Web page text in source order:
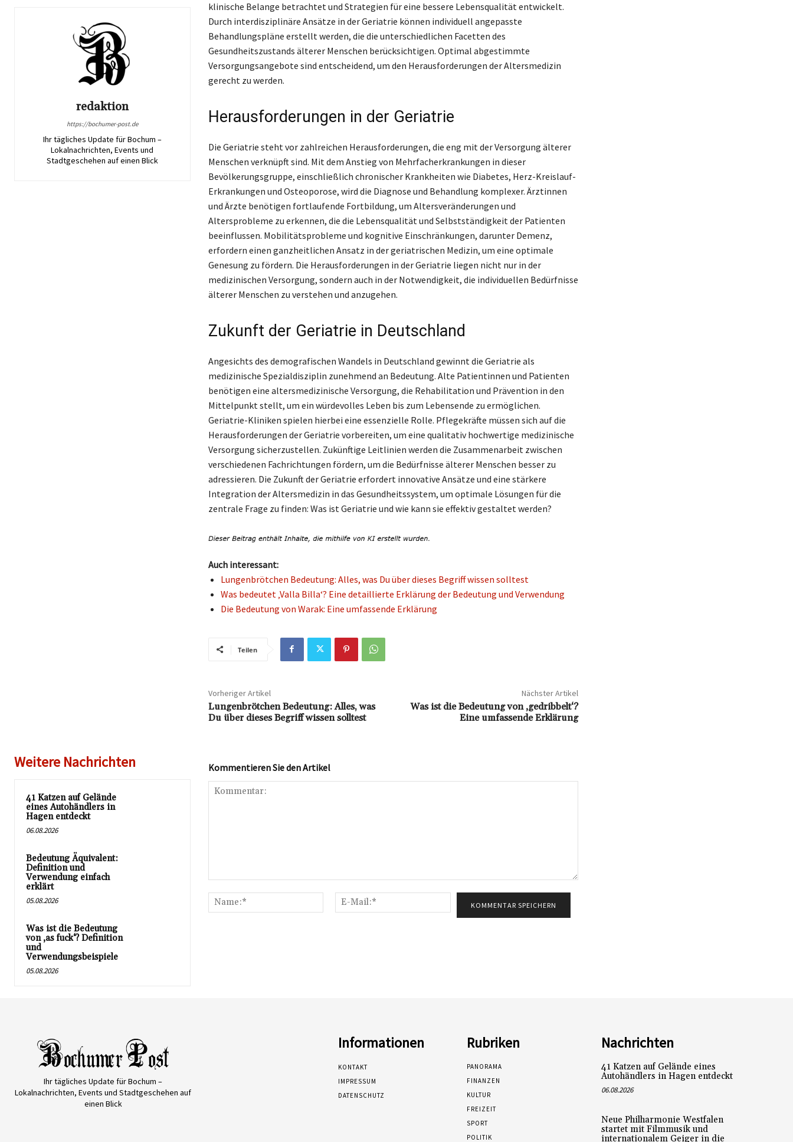
redaktion
https://bochumer-post.de
Ihr tägliches Update für Bochum –
Lokalnachrichten, Events und
Stadtgeschehen auf einen Blick
klinische Belange betrachtet und Strategien für eine bessere Lebensqualität entwickelt.
Durch interdisziplinäre Ansätze in der Geriatrie können individuell angepasste
Behandlungspläne erstellt werden, die die unterschiedlichen Facetten des
Gesundheitszustands älterer Menschen berücksichtigen. Optimal abgestimmte
Versorgungsangebote sind entscheidend, um den Herausforderungen der Altersmedizin
gerecht zu werden.
Herausforderungen in der Geriatrie
Die Geriatrie steht vor zahlreichen Herausforderungen, die eng mit der Versorgung älterer
Menschen verknüpft sind. Mit dem Anstieg von Mehrfacherkrankungen in dieser
Bevölkerungsgruppe, einschließlich chronischer Krankheiten wie Diabetes, Herz-Kreislauf-
Erkrankungen und Osteoporose, wird die Diagnose und Behandlung komplexer. Ärztinnen
und Ärzte benötigen fortlaufende Fortbildung, um Altersveränderungen und
Altersprobleme zu erkennen, die die Lebensqualität und Selbstständigkeit der Patienten
beeinflussen. Mobilitätsprobleme und kognitive Einschränkungen, darunter Demenz,
erfordern einen ganzheitlichen Ansatz in der geriatrischen Medizin, um eine optimale
Genesung zu fördern. Die Herausforderungen in der Geriatrie liegen nicht nur in der
medizinischen Versorgung, sondern auch in der Notwendigkeit, die individuellen Bedürfnisse
älterer Menschen zu verstehen und anzugehen.
Zukunft der Geriatrie in Deutschland
Angesichts des demografischen Wandels in Deutschland gewinnt die Geriatrie als
medizinische Spezialdisziplin zunehmend an Bedeutung. Alte Patientinnen und Patienten
benötigen eine altersmedizinische Versorgung, die Rehabilitation und Prävention in den
Mittelpunkt stellt, um ein würdevolles Leben bis zum Lebensende zu ermöglichen.
Geriatrie-Kliniken spielen hierbei eine essenzielle Rolle. Pflegekräfte müssen sich auf die
Herausforderungen der Geriatrie vorbereiten, um eine qualitativ hochwertige medizinische
Versorgung sicherzustellen. Zukünftige Leitlinien werden die Zusammenarbeit zwischen
verschiedenen Fachrichtungen fördern, um die Bedürfnisse älterer Menschen besser zu
adressieren. Die Zukunft der Geriatrie erfordert innovative Ansätze und eine stärkere
Integration der Altersmedizin in das Gesundheitssystem, um optimale Lösungen für die
zentrale Frage zu finden: Was ist Geriatrie und wie kann sie effektiv gestaltet werden?
Auch interessant:
Lungenbrötchen Bedeutung: Alles, was Du über dieses Begriff wissen solltest
Was bedeutet ‚Valla Billa‘? Eine detaillierte Erklärung der Bedeutung und Verwendung
Die Bedeutung von Warak: Eine umfassende Erklärung
Teilen
Vorheriger Artikel
Lungenbrötchen Bedeutung: Alles, was
Du über dieses Begriff wissen solltest
Nächster Artikel
Was ist die Bedeutung von ‚gedribbelt‘?
Eine umfassende Erklärung
Weitere Nachrichten
41 Katzen auf Gelände
eines Autohändlers in
Hagen entdeckt
06.08.2026
Bedeutung Äquivalent:
Definition und
Verwendung einfach
erklärt
05.08.2026
Was ist die Bedeutung
von ‚as fuck‘? Definition
und
Verwendungsbeispiele
05.08.2026
Kommentieren Sie den Artikel
Name:*
Mail:*
Ihr tägliches Update für Bochum –
Lokalnachrichten, Events und Stadtgeschehen auf
einen Blick
Informationen
KONTAKT
IMPRESSUM
DATENSCHUTZ
Rubriken
PANORAMA
FINANZEN
KULTUR
FREIZEIT
SPORT
POLITIK
Nachrichten
41 Katzen auf Gelände eines
Autohändlers in Hagen entdeckt
06.08.2026
Neue Philharmonie Westfalen
startet mit Filmmusik und
internationalem Geiger in die